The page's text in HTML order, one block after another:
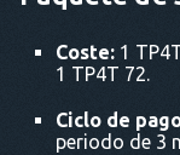
Coste: 1
1 TP4T 72.
Ciclo de
periodo de 3